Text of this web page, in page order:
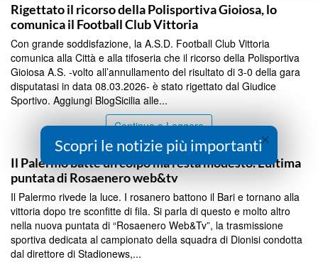
Rigettato il ricorso della Polisportiva Gioiosa, lo
comunica il Football Club Vittoria
Con grande soddisfazione, la A.S.D. Football Club Vittoria
comunica alla Città e alla tifoseria che il ricorso della Polisportiva
Gioiosa A.S. -volto all’annullamento del risultato di 3-0 della gara
disputatasi in data 08.03.2026- è stato rigettato dal Giudice
Sportivo. Aggiungi BlogSicilia alle...
Continua a Leggere
Il Palermo batte un colpo ma resta modesto. L’ultima
puntata di Rosaenero web&tv
Il Palermo rivede la luce. I rosanero battono il Bari e tornano alla
vittoria dopo tre sconfitte di fila. Si parla di questo e molto altro
nella nuova puntata di “Rosaenero Web&Tv”, la trasmissione
sportiva dedicata al campionato della squadra di Dionisi condotta
dal direttore di Stadionews,...
×
Scopri le notizie più importanti